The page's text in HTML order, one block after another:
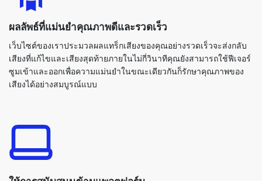
เสียงที่แก้ไขและเสียงสุดท้ายภายในไม่กี่วินาทีคุณยังสามารถใช้ฟีเจอร์
ซูมเข้าและออกเพื่อความแม่นยำในขณะเดียวกันก็รักษาคุณภาพของ
เสียงได้อย่างสมบูรณ์แบบ
ให้การสนับสนุนข้ามแพลตฟอร์ม
คุณลักษณะ Sound Cutter ของเราใช้เว็บอย่างสมบูรณ์นั่นคือเหตุผล
ว่าทำไมจึงให้การสนับสนุนข้ามแพลตฟอร์มแก่ผู้ใช้ของเราดังนั้นจึง